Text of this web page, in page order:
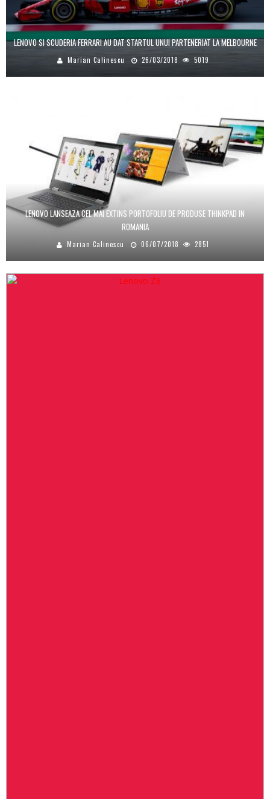
LENOVO SI SCUDERIA FERRARI AU DAT STARTUL UNUI PARTENERIAT LA MELBOURNE
Marian Calinescu 26/03/2018 5019
LENOVO LANSEAZA CEL MAI EXTINS PORTOFOLIU DE PRODUSE THINKPAD IN
ROMANIA
Marian Calinescu 06/07/2018 2851